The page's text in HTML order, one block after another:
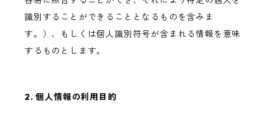
識別することができることとなるものを含みま
す。）、もしくは個人識別符号が含まれる情報を意味
するものとします。
2. 個人情報の利用目的